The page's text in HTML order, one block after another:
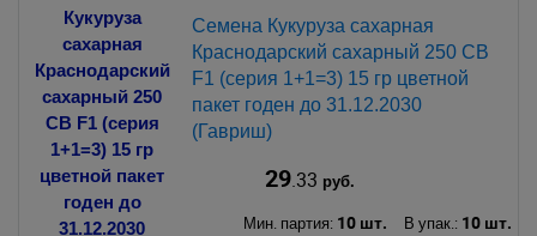
Семена Кукуруза сахарная
Краснодарский сахарный 250 СВ
F1 (серия 1+1=3) 15 гр цветной
пакет годен до 31.12.2030
(Гавриш)
29.33 руб.
Мин. партия: 10 шт. В упак.: 10 шт.